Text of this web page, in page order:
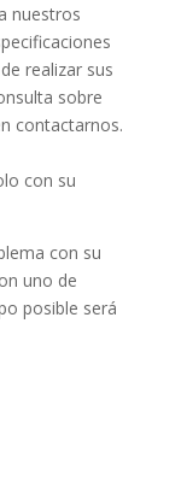
nuestros
realizar sus
sobre
contactarnos.
con su
con su
uno de
posible será